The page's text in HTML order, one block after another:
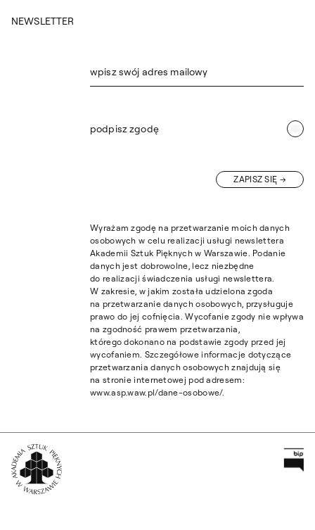
NEWSLETTER
wpisz swój adres mailowy
podpisz zgodę
ZAPISZ SIĘ
Wyrażam zgodę na przetwarzanie moich danych
osobowych w celu realizacji usługi newslettera
Akademii Sztuk Pięknych w Warszawie. Podanie
danych jest dobrowolne, lecz niezbędne
do realizacji świadczenia usługi newslettera.
W zakresie, w jakim została udzielona zgoda
na przetwarzanie danych osobowych, przysługuje
prawo do jej cofnięcia. Wycofanie zgody nie wpływa
na zgodność prawem przetwarzania,
którego dokonano na podstawie zgody przed jej
wycofaniem. Szczegółowe informacje dotyczące
przetwarzania danych osobowych znajdują się
na stronie internetowej pod adresem:
www.asp.waw.pl/dane-osobowe/.